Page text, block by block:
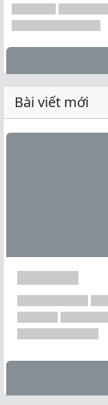
Bài viết mới